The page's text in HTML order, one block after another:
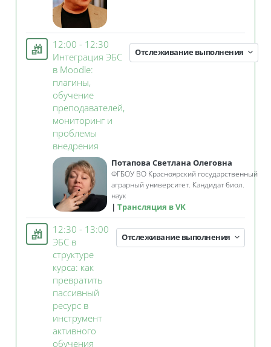
12:00 - 12:30
Интеграция ЭБС
в Moodle:
плагины,
обучение
преподавателей,
мониторинг и
проблемы
внедрения
Отслеживание выполнения
Потапова Светлана Олеговна
ФГБОУ ВО Красноярский государственный
аграрный университет. Кандидат биол.
наук
Трансляция в VK
12:30 - 13:00
ЭБС в
структуре
курса: как
превратить
пассивный
ресурс в
инструмент
активного
обучения
Отслеживание выполнения